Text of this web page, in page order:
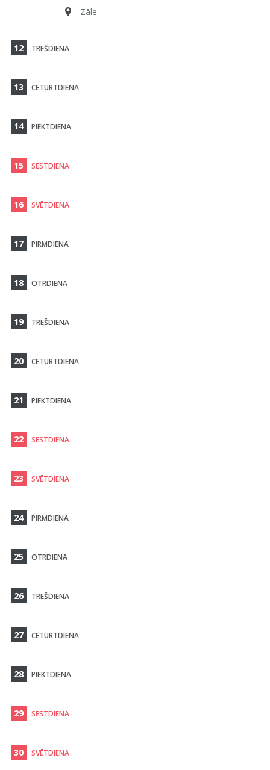
Zāle
12 TREŠDIENA
13 CETURTDIENA
14 PIEKTDIENA
15 SESTDIENA
16 SVĒTDIENA
17 PIRMDIENA
18 OTRDIENA
19 TREŠDIENA
20 CETURTDIENA
21 PIEKTDIENA
22 SESTDIENA
23 SVĒTDIENA
24 PIRMDIENA
25 OTRDIENA
26 TREŠDIENA
27 CETURTDIENA
28 PIEKTDIENA
29 SESTDIENA
30 SVĒTDIENA